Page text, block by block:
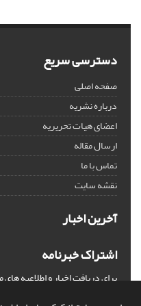
دسترسی سریع
صفحه اصلی
درباره نشریه
اعضای هیات تحریریه
ارسال مقاله
تماس با ما
نقشه سایت
آخرین اخبار
اشتراک خبرنامه
برای دریافت اخبار و اطلاعیه